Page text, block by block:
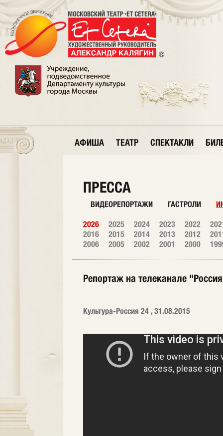
АФИША ТЕАТР СПЕКТАКЛИ
ПРЕССА
ВИДЕОРЕПОРТАЖИ ГАСТРОЛИ
2026 2025 2024 2023 2022
2016
2015 2014 2013 2012
2006
2005 2002 2001 2000
Репортаж на телеканале
Культура-Россия 24 , 31.08.2015